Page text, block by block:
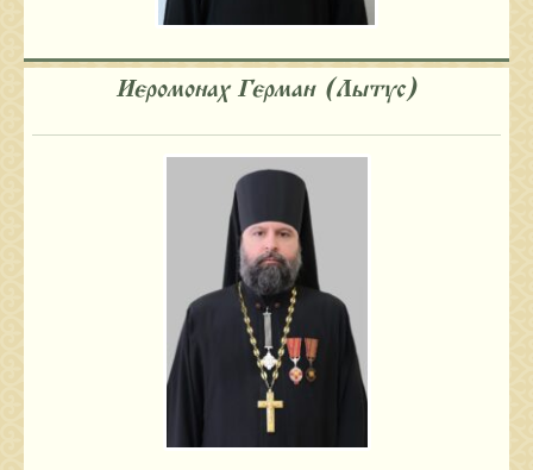
Иеромонах Герман (Лытус)